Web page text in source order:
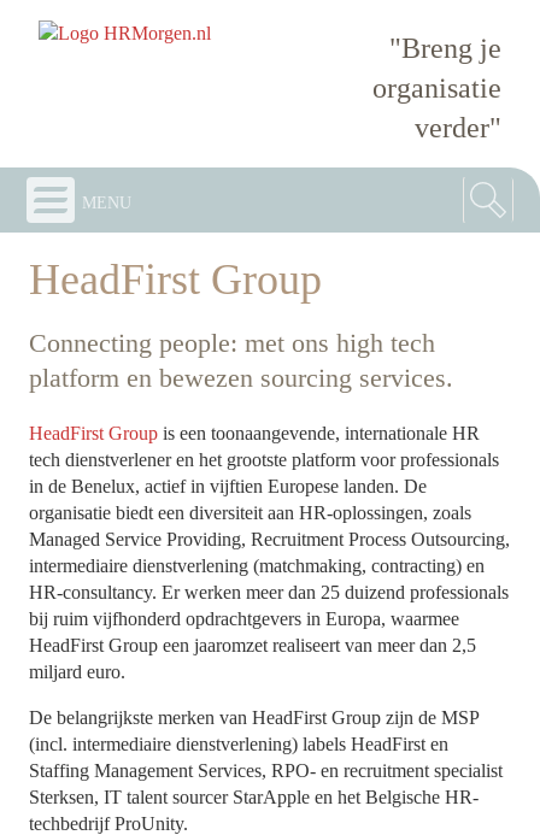
"Breng je
organisatie
verder"
menu
HeadFirst Group
Connecting people: met ons high tech
platform en bewezen sourcing services.
HeadFirst Group is een toonaangevende, internationale HR
tech dienstverlener en het grootste platform voor professionals
in de Benelux, actief in vijftien Europese landen. De
organisatie biedt een diversiteit aan HR-oplossingen, zoals
Managed Service Providing, Recruitment Process Outsourcing,
intermediaire dienstverlening (matchmaking, contracting) en
HR-consultancy. Er werken meer dan 25 duizend professionals
bij ruim vijfhonderd opdrachtgevers in Europa, waarmee
HeadFirst Group een jaaromzet realiseert van meer dan 2,5
miljard euro.
De belangrijkste merken van HeadFirst Group zijn de MSP
(incl. intermediaire dienstverlening) labels HeadFirst en
Staffing Management Services, RPO- en recruitment specialist
Sterksen, IT talent sourcer StarApple en het Belgische HR-
techbedrijf ProUnity.